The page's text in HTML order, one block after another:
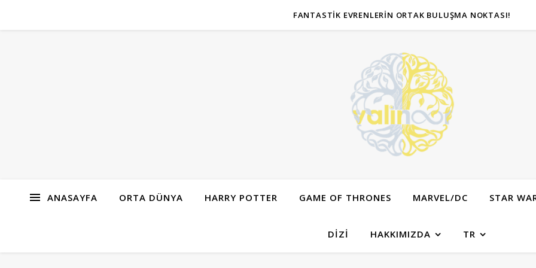
FANTASTIK EVRENLERIN ORTAK BULUŞMA NOKTASI!
ANASAYFA ORTA DÜNYA HARRY POTTER GAME OF THRONES MARVEL/DC STAR
DIZI HAKKIMIZDA TR